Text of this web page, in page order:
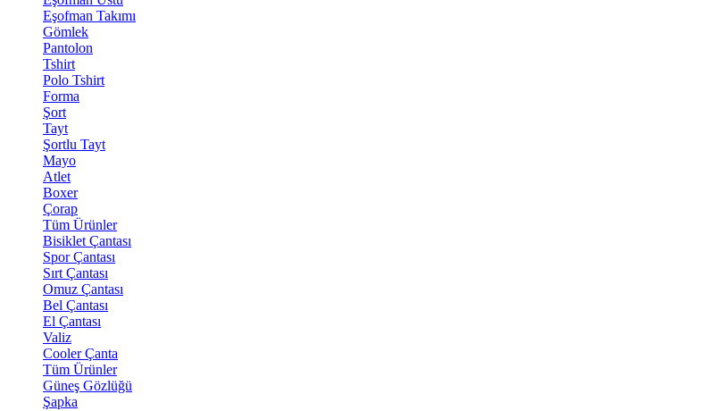
Eşofman Takımı
Gömlek
Pantolon
Tshirt
Polo Tshirt
Forma
Şort
Tayt
Şortlu Tayt
Mayo
Atlet
Boxer
Çorap
Tüm Ürünler
Bisiklet Çantası
Spor Çantası
Sırt Çantası
Omuz Çantası
Bel Çantası
El Çantası
Valiz
Cooler Çanta
Tüm Ürünler
Güneş Gözlüğü
Şapka